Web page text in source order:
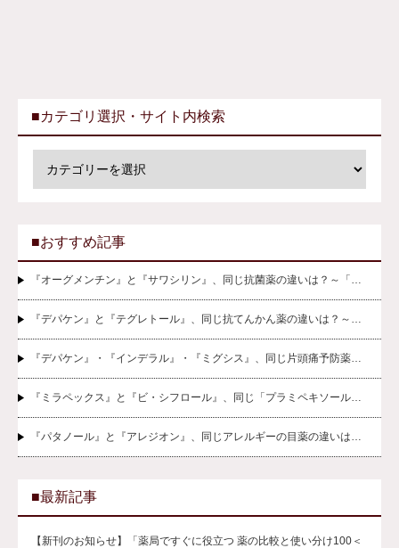
■カテゴリ選択・サイト内検索
■おすすめ記事
『オーグメンチン』と『サワシリン』、同じ抗菌薬の違いは？～「…
『デパケン』と『テグレトール』、同じ抗てんかん薬の違いは？～…
『デパケン』・『インデラル』・『ミグシス』、同じ片頭痛予防薬…
『ミラペックス』と『ビ・シフロール』、同じ「プラミペキソール…
『パタノール』と『アレジオン』、同じアレルギーの目薬の違いは…
■最新記事
【新刊のお知らせ】「薬局ですぐに役立つ 薬の比較と使い分け100＜